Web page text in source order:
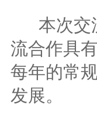
本次交
流合作具
每年的常
发展。